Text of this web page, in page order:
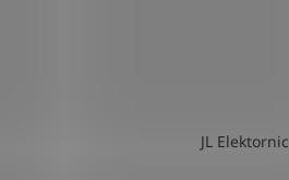
JL Elektornic